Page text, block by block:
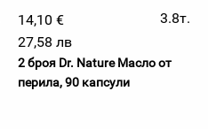
14,10 €
3.8т.
27,58 лв
2 броя Dr. Nature Масло от
перила, 90 капсули